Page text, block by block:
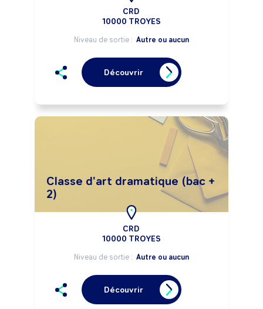
CRD
10000 TROYES
Niveau de sortie : Autre ou aucun
Découvrir
Classe d'art dramatique (bac +
2)
CRD
10000 TROYES
Niveau de sortie : Autre ou aucun
Découvrir